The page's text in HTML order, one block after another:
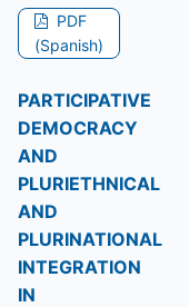
PDF
(Spanish)
PARTICIPATIVE
DEMOCRACY
AND
PLURIETHNICAL
AND
PLURINATIONAL
INTEGRATION
IN